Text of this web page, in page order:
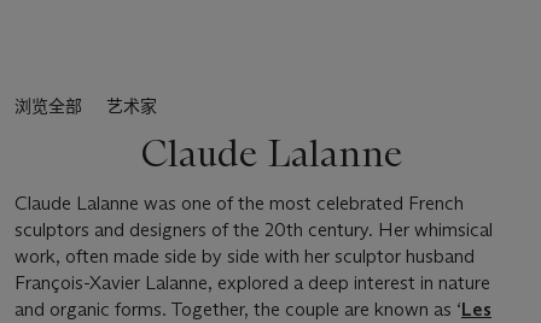
浏览全部 艺术家
Claude Lalanne
Claude Lalanne was one of the most celebrated French
sculptors and designers of the 20th century. Her whimsical
work, often made side by side with her sculptor husband
François-Xavier Lalanne, explored a deep interest in nature
and organic forms. Together, the couple are known as ‘Les